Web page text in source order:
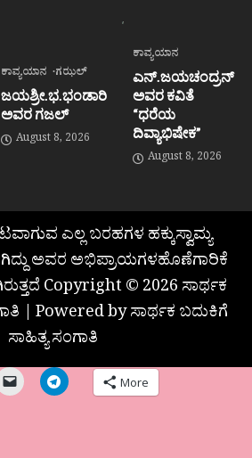
ಕಾವ್ಯಯಾನ ಗಝಲ್
ಜಯಶ್ರೀ.ಭ.ಭಂಡಾರಿ
ಅವರ ಗಜಲ್
August 8, 2026
ಕಾವ್ಯಯಾನ
ಎನ್.ಜಯಚಂದ್ರನ್
ಅವರ ಕವಿತೆ
“ಧರೆಯ
ದಿವ್ಯಾಭಿಷೇಕ”
August 8, 2026
ಎಲ್ಲ ಬರಹಗಳ ಹಕ್ಕುಸ್ವಾಮ್ಯ
ಅವರ ಅಭಿಪ್ರಾಯಗಳಹೊಣೆಗಾರಿಕೆ
Copyright © 2026 ಸಾರ್ಥಕ
| Powered by ಸಾರ್ಥಕ ಬದುಕಿಗೆ
ಸಾಹಿತ್ಯ ಸಂಗಾತಿ
More